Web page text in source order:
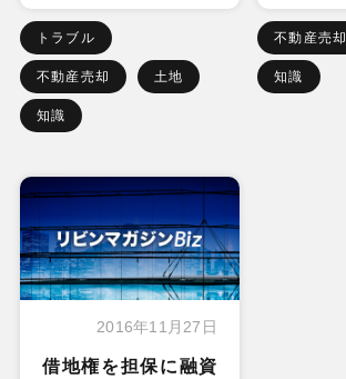
トラブル
不動産売却 土地
知識
不動産売却
知識
2016年11月27日
借地権を担保に融資